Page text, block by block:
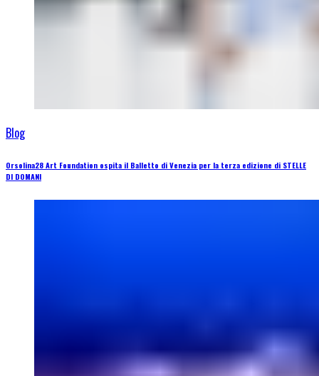
Blog
Orsolina28 Art Foundation ospita il Balletto di Venezia per la terza edizione di STELLE
DI DOMANI